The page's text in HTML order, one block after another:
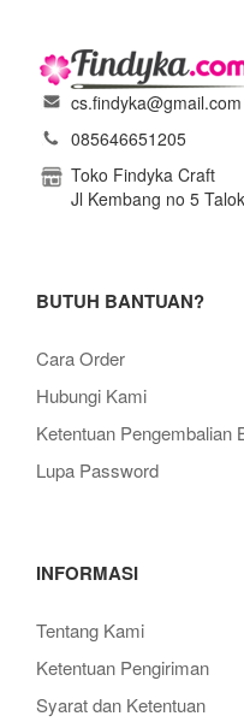
cs.findyka@gmail.com
085646651205
Toko Findyka Craft
Jl Kembang no 5
BUTUH BANTUAN?
Cara Order
Hubungi Kami
Ketentuan Pengembalian
Lupa Password
INFORMASI
Tentang Kami
Ketentuan Pengiriman
Syarat dan Ketentuan